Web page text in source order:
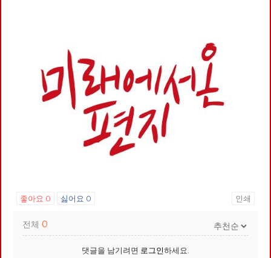
좋아요 0 싫어요 0 인쇄
전체 0
댓글을 남기려면 로그인하세요.